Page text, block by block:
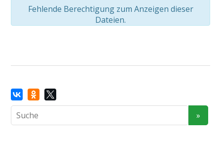
Fehlende Berechtigung zum Anzeigen dieser
Dateien.